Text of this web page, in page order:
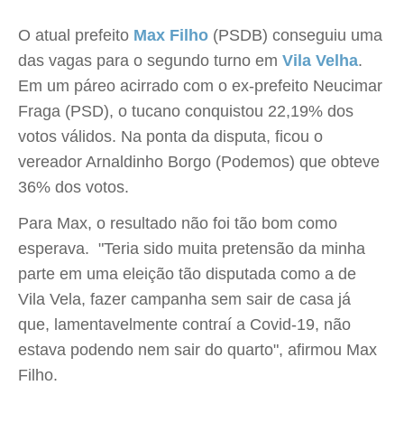
O atual prefeito Max Filho (PSDB) conseguiu uma
das vagas para o segundo turno em Vila Velha.
Em um páreo acirrado com o ex-prefeito Neucimar
Fraga (PSD), o tucano conquistou 22,19% dos
votos válidos. Na ponta da disputa, ficou o
vereador Arnaldinho Borgo (Podemos) que obteve
36% dos votos.
Para Max, o resultado não foi tão bom como
esperava. "Teria sido muita pretensão da minha
parte em uma eleição tão disputada como a de
Vila Vela, fazer campanha sem sair de casa já
que, lamentavelmente contraí a Covid-19, não
estava podendo nem sair do quarto", afirmou Max
Filho.